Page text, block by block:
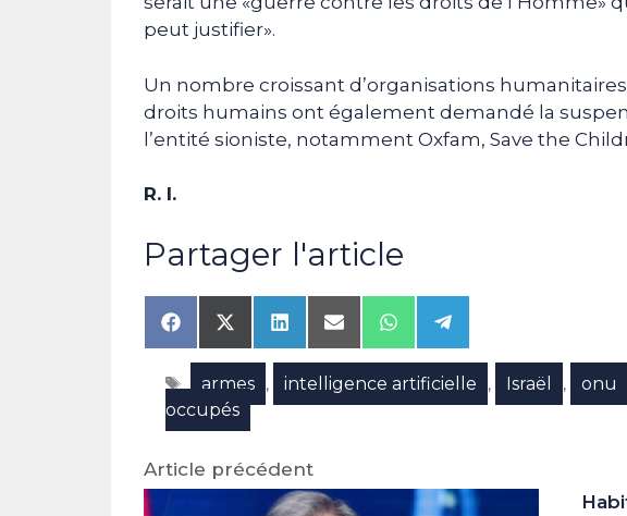
peut justifier».
Un nombre croissant d’organisations
droits humains ont également demandé la
l’entité sioniste, notamment Oxfam, Save the
R. I.
Partager l'article
Share
on
Facebook
Share
on
X
(Twitter)
Share
on
LinkedIn
Share
on
Email
Share
on
WhatsApp
Share
on
Telegram
Étiquettes
armes , intelligence artificielle , Israël , onu
occupés
Article précédent